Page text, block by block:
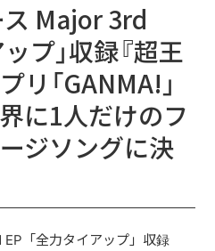
のススメ』特設サイト
のてびき』特設サイト
NEWS
Major 3rd
プ」収録『超王
リ「GANMA!」
に1人だけのフ
ジソングに決
「全力タイアップ」収録